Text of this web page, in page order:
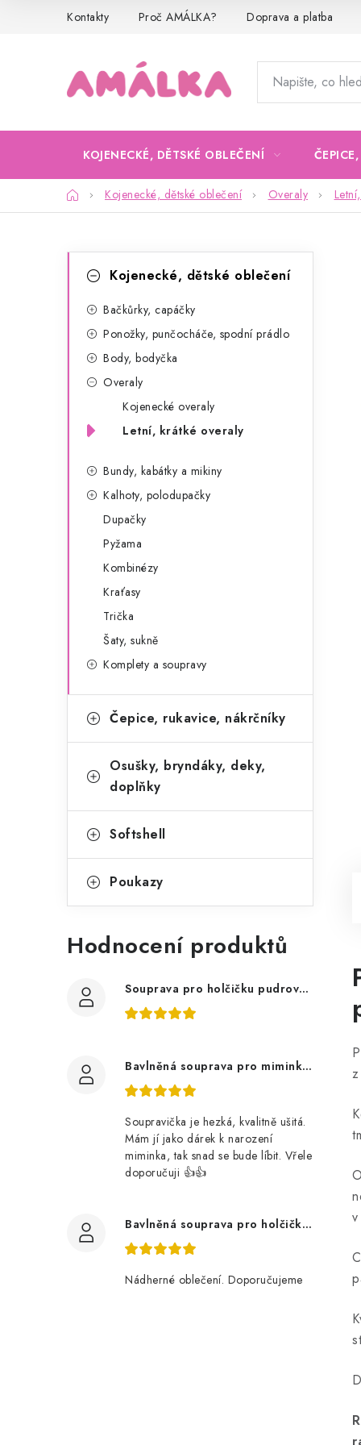
Kontakty Proč AMÁLKA? Doprava a platba
KOJENECKÉ, DĚTSKÉ OBLEČENÍ
DomůKojenecké, dětské oblečení Overaly
kategorieKojenecké, dětské oblečení
Bačkůrky, capáčky
Ponožky, punčocháče, spodní prádlo
Body, bodyčka
Overaly
Kojenecké overaly
Letní, krátké overaly
Bundy, kabátky a mikiny
Kalhoty, polodupačky
Dupačky
Pyžama
Kombinézy
Kraťasy
Trička
Šaty, sukně
Komplety a soupravy
Čepice, rukavice, nákrčníky
Osušky, bryndáky, deky,
doplňky
Softshell
Poukazy
Hodnocení produktů
Souprava pro holčičku pudrově růžová, ptáčci květy
Bavlněná souprava pro miminko, zvířátka v lese
Soupravička je hezká, kvalitně ušitá.
Mám jí jako dárek k narození
miminka, tak snad se bude líbit. Vřele
doporučuji 👍👍
Bavlněná souprava pro holčičku, tmavé květy
Nádherné oblečení. Doporučujeme